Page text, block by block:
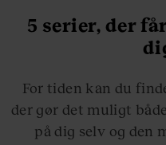
5 serier, der
For tiden kan du
der gør det muligt
på dig selv og den